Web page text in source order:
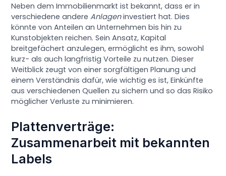
Neben dem Immobilienmarkt ist bekannt, dass er in
verschiedene andereAnlageninvestiert hat. Dies
könnte von Anteilen an Unternehmen bis hin zu
Kunstobjekten reichen. Sein Ansatz, Kapital
breitgefächert anzulegen, ermöglicht es ihm, sowohl
kurz- als auch langfristig Vorteile zu nutzen. Dieser
Weitblick zeugt von einer sorgfältigen Planung und
einem Verständnis dafür, wie wichtig es ist, Einkünfte
aus verschiedenen Quellen zu sichern und so das Risiko
möglicher Verluste zu minimieren.
Plattenverträge:
Zusammenarbeit mit bekannten
Labels